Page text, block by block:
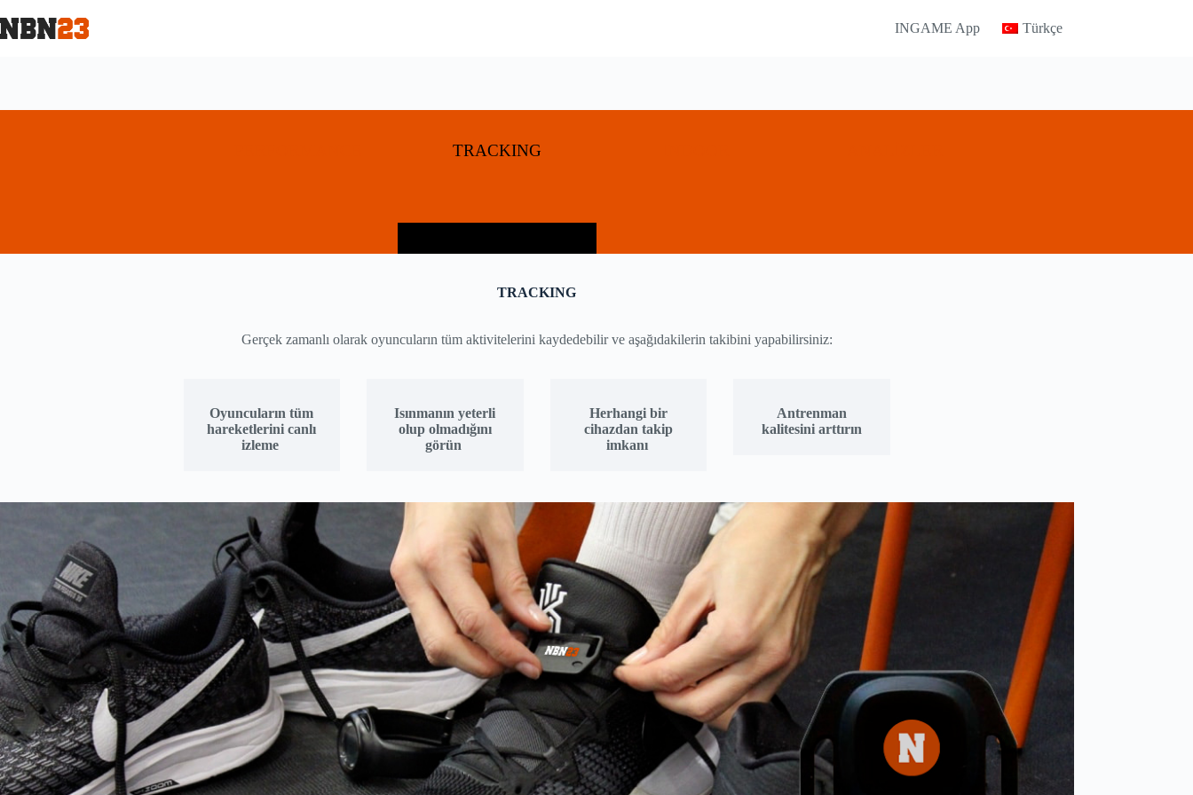
INGAME App Türkçe
TRACKING
TRACKING
Gerçek zamanlı olarak oyuncuların tüm aktivitelerini kaydedebilir ve aşağıdakilerin takibini yapabilirsiniz:
Oyuncuların tüm
hareketlerini canlı
izleme
Isınmanın yeterli
olup olmadığını
görün
Herhangi bir
cihazdan takip
imkanı
Antrenman
kalitesini arttırın